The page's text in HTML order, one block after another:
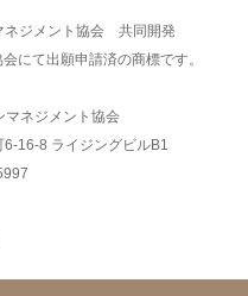
ネジメント協会 共同開発
にて出願申請済の商標です。
マネジメント協会
16-8 ライジングビルB1